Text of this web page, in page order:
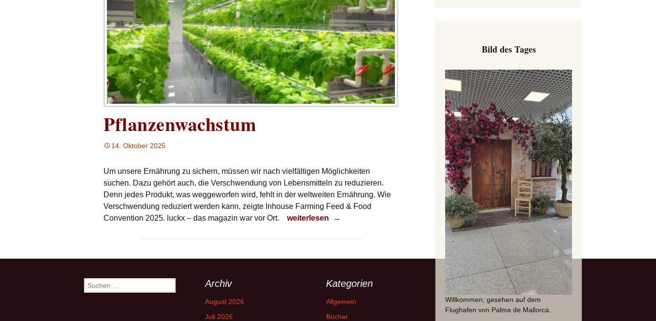
Pflanzenwachstum
14. Oktober 2025
Um unsere Ernährung zu sichern, müssen wir nach vielfältigen Möglichkeiten
suchen. Dazu gehört auch, die Verschwendung von Lebensmitteln zu reduzieren.
Denn jedes Produkt, was weggeworfen wird, fehlt in der weltweiten Ernährung. Wie
Verschwendung reduziert werden kann, zeigte Inhouse Farming Feed & Food
Convention 2025. luckx – das magazin war vor Ort.
Pflanzenwachstum
weiterlesen →
Bild des Tages
Willkommen; gesehen auf dem
Flughafen von Palma de Mallorca.
Suchen
nach:
Archiv
August 2026
Juli 2026
Kategorien
Allgemein
Bücher